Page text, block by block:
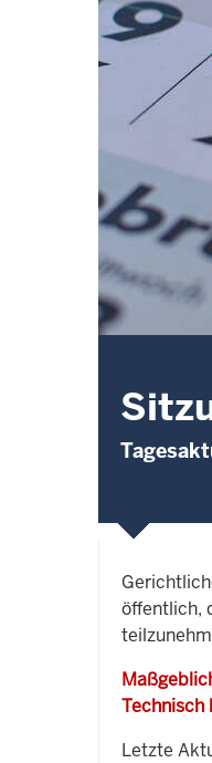
öffentlich,
Technisch
Letzte